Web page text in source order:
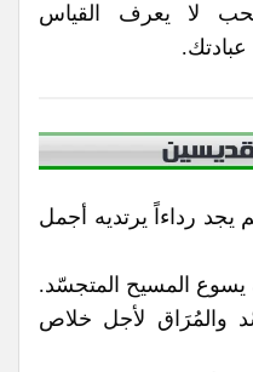
لا يعرف القياس
يجد رداءاً يرتديه أجمل
يسوع المسيح المتجسّد.
والمُرَاق لأجل خلاص